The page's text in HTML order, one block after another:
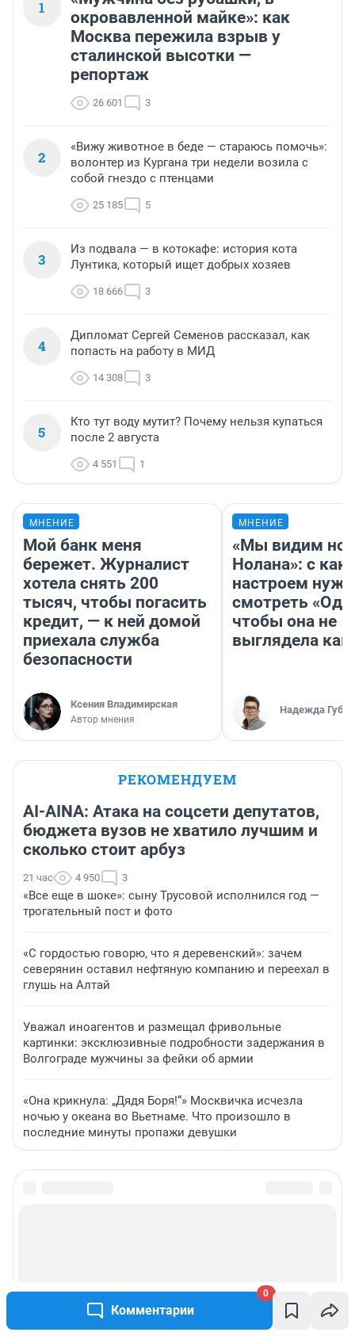
Комментарии
0
1
окровавленной майке»: как
Москва пережила взрыв у
сталинской высотки —
репортаж
26 601 3
2
«Вижу животное в беде — стараюсь помочь»:
волонтер из Кургана три недели возила с
собой гнездо с птенцами
25 185 5
3
Из подвала — в котокафе: история кота
Лунтика, который ищет добрых хозяев
18 666 3
4
Дипломат Сергей Семенов рассказал, как
попасть на работу в МИД
14 308 3
5
Кто тут воду мутит? Почему нельзя купаться
после 2 августа
4 551 1
МНЕНИЕ
Мой банк меня
бережет. Журналист
хотела снять 200
тысяч, чтобы погасить
кредит, — к ней домой
приехала служба
безопасности
Ксения Владимирская
Автор мнения
МНЕНИЕ
«Мы видим
Нолана»: с
настроем
смотреть
чтобы она не
выглядела как
Надежда
РЕКОМЕНДУЕМ
AI-AINA: Атака на соцсети депутатов,
бюджета вузов не хватило лучшим и
сколько стоит арбуз
21 час 4 950 3
«Все еще в шоке»: сыну Трусовой исполнился год —
трогательный пост и фото
«С гордостью говорю, что я деревенский»: зачем
северянин оставил нефтяную компанию и переехал в
глушь на Алтай
Уважал иноагентов и размещал фривольные
картинки: эксклюзивные подробности задержания в
Волгограде мужчины за фейки об армии
«Она крикнула: „Дядя Боря!“» Москвичка исчезла
ночью у океана во Вьетнаме. Что произошло в
последние минуты пропажи девушки